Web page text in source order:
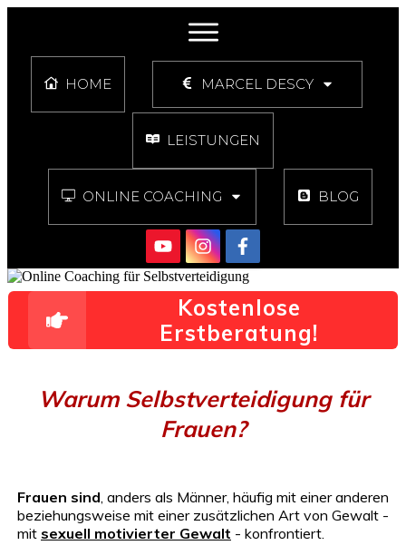
HOME MARCEL DESCY
LEISTUNGEN
ONLINE COACHING BLOG
Kostenlose
Erstberatung!
Warum Selbstverteidigung für
Frauen?
Frauen sind , anders als Männer, häufig mit einer anderen
beziehungsweise mit einer zusätzlichen Art von Gewalt -
mit sexuell motivierter Gewalt - konfrontiert.